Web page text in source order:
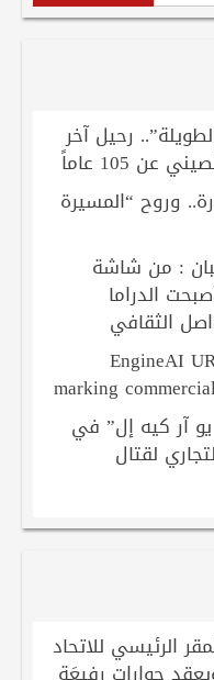
رحيل آخر
105 عاماً
وروح “المسيرة
: من شاشة
الدراما
الثقافي
EngineAI
marking
آر كيه إل” في
لقتال
الرئيسي للاتحاد